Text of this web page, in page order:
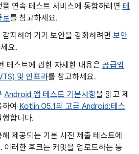
연속 테스트 서비스에 통합하려면 테
로를 참고하세요.
지하여 기기 보안을 강화하려면 보안
요.
테스트에 관한 자세한 내용은 공급업
및 인프라를 참고하세요.
Android 앱 테스트 기본사항을 읽고 제
여 Kotlin 05.1의 고급 Android:테스
행합니다.
제공되는 기본 사전 제출 테스트에
이러한 후크는 커밋을 업로드하는 등